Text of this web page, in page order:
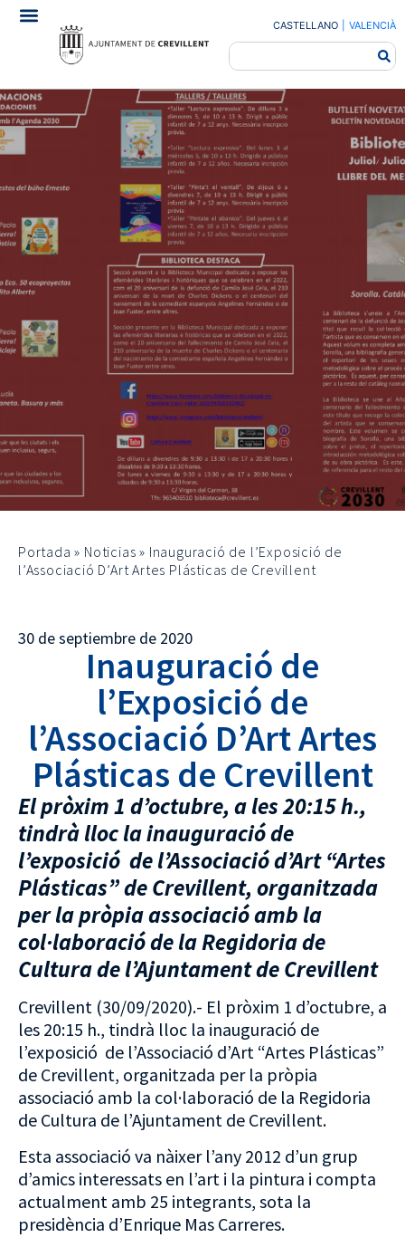
CASTELLANO VALENCIÀ
Portada » Noticias » Inauguració de l’Exposició de
l’Associació D’Art Artes Plásticas de Crevillent
30 de septiembre de 2020
Inauguració de
l’Exposició de
l’Associació D’Art Artes
Plásticas de Crevillent
El pròxim 1 d’octubre, a les 20:15 h.,
tindrà lloc la inauguració de
l’exposició de l’Associació d’Art “Artes
Plásticas” de Crevillent, organitzada
per la pròpia associació amb la
col·laboració de la Regidoria de
Cultura de l’Ajuntament de Crevillent
Crevillent (30/09/2020).- El pròxim 1 d’octubre, a
les 20:15 h., tindrà lloc la inauguració de
l’exposició de l’Associació d’Art “Artes Plásticas”
de Crevillent, organitzada per la pròpia
associació amb la col·laboració de la Regidoria
de Cultura de l’Ajuntament de Crevillent.
Esta associació va nàixer l’any 2012 d’un grup
d’amics interessats en l’art i la pintura i compta
actualment amb 25 integrants, sota la
presidència d’Enrique Mas Carreres.